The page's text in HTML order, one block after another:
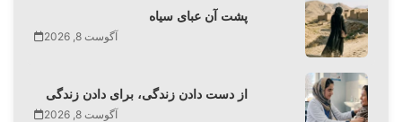
پشت آن عبای سیاه
آگوست 8, 2026
از دست دادن زندگی، برای دادن زندگی
آگوست 8, 2026